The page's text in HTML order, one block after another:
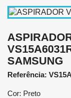
SAMSUNG
Referência:
Cor: Preto